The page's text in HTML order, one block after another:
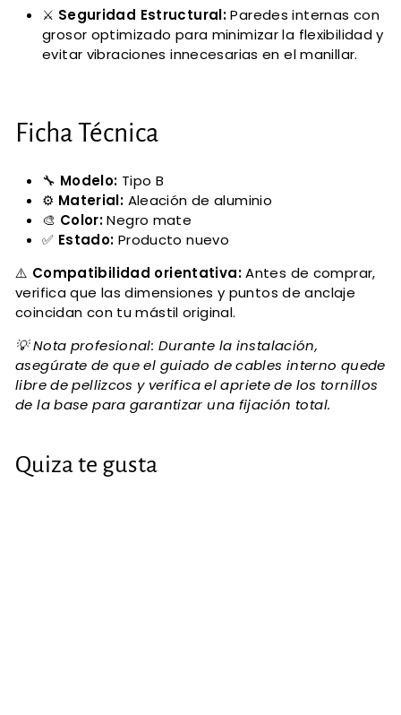
⚔️ Seguridad Estructural:Paredes internas con
grosor optimizado para minimizar la flexibilidad y
evitar vibraciones innecesarias en el manillar.
Ficha Técnica
🔧 Modelo: Tipo B
⚙️ Material: Aleación de aluminio
🎨 Color:Negro mate
✅ Estado: Producto nuevo
⚠️ Compatibilidad orientativa:Antes de comprar,
verifica que las dimensiones y puntos de anclaje
coincidan con tu mástil original.
💡 Nota profesional: Durante la instalación,
asegúrate de que el guiado de cables interno quede
libre de pellizcos y verifica el apriete de los tornillos
de la base para garantizar una fijación total.
Quiza te gusta